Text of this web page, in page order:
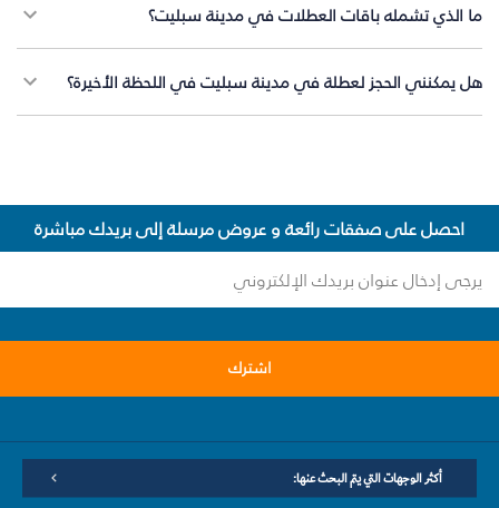
ما الذي تشمله باقات العطلات في مدينة سبليت؟
هل يمكنني الحجز لعطلة في مدينة سبليت في اللحظة الأخيرة؟
احصل على صفقات رائعة و عروض مرسلة إلى بريدك مباشرة
اشترك
أكثر الوجهات التي يتم البحث عنها: